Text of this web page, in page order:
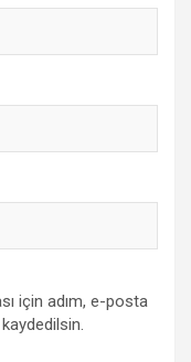
için adım, e-posta